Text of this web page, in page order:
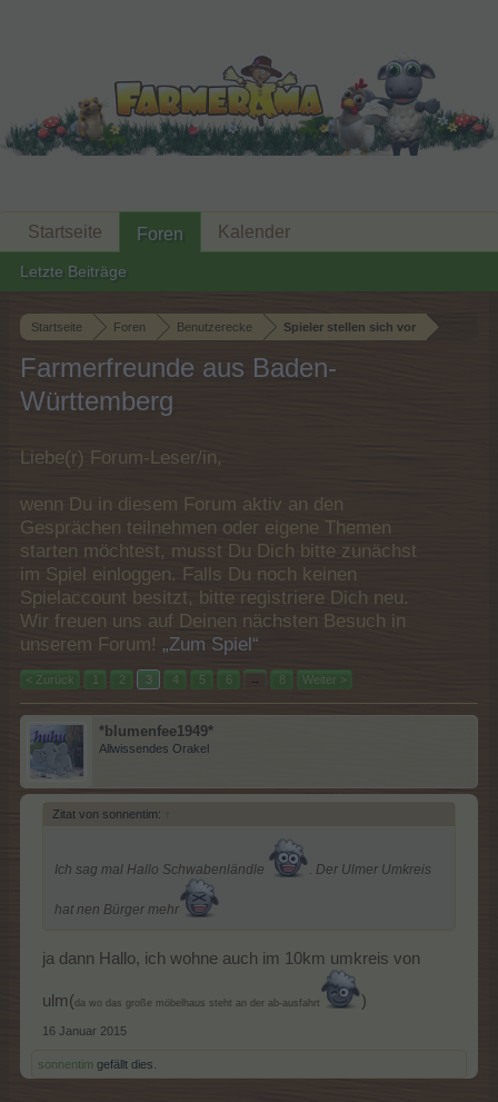
Startseite Foren Benutzerecke Spieler stellen sich vor
Farmerfreunde aus Baden-
Württemberg
Liebe(r) Forum-Leser/in,
wenn Du in diesem Forum aktiv an den
Gesprächen teilnehmen oder eigene Themen
starten möchtest, musst Du Dich bitte zunächst
im Spiel einloggen. Falls Du noch keinen
Spielaccount besitzt, bitte registriere Dich neu.
Wir freuen uns auf Deinen nächsten Besuch in
unserem Forum! „Zum Spiel“
< Zurück 1 2 3 4 5 6 → 8 Weiter >
*blumenfee1949*
Allwissendes Orakel
Zitat von sonnentim: ↑
Ich sag mal Hallo Schwabenländle . Der Ulmer Umkreis
hat nen Bürger mehr
ja dann Hallo, ich wohne auch im 10km umkreis von
ulm(da wo das große möbelhaus steht an der ab-ausfahrt )
16 Januar 2015
sonnentim gefällt dies.
Startseite Foren
Letzte Beiträge
Kalender